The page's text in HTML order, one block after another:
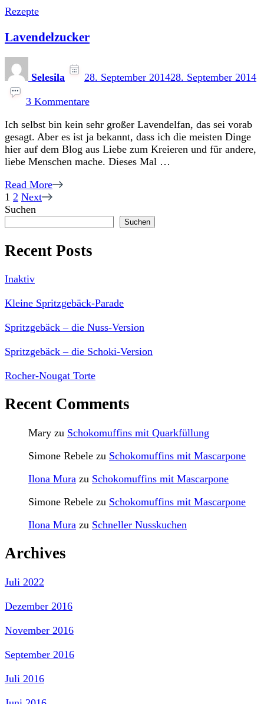
Rezepte
Lavendelzucker
Selesila 28. September 201428. September 2014
3 KommentareLavendelzucker
Ich selbst bin kein sehr großer Lavendelfan, das sei vorab
gesagt. Aber es ist ja bekannt, dass ich die meisten Dinge
hier auf dem Blog aus Liebe zum Kreieren und für andere,
liebe Menschen mache. Dieses Mal …
Read More
Seitennummerierung
der
Page
1 Page
2 Next
Suchen
Suchen
Recent Posts
Inaktiv
Kleine Spritzgebäck-Parade
Spritzgebäck – die Nuss-Version
Spritzgebäck – die Schoki-Version
Rocher-Nougat Torte
Recent Comments
Mary zu Schokomuffins mit Quarkfüllung
Simone Rebele zu Schokomuffins mit Mascarpone
Ilona Mura zu Schokomuffins mit Mascarpone
Simone Rebele zu Schokomuffins mit Mascarpone
Ilona Mura zu Schneller Nusskuchen
Archives
Juli 2022
Dezember 2016
November 2016
September 2016
Juli 2016